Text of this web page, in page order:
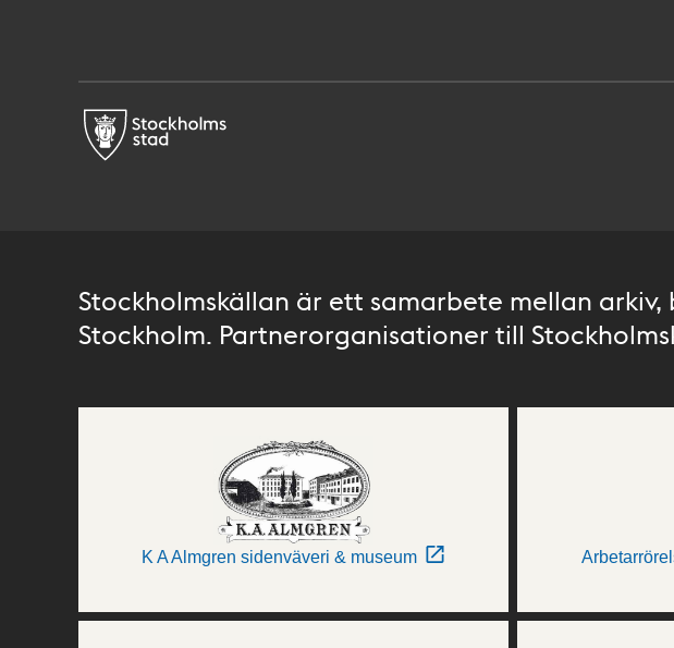
Stockholmskällan är ett samarbete mellan arkiv,
Stockholm. Partnerorganisationer till
K A Almgren sidenväveri & museum